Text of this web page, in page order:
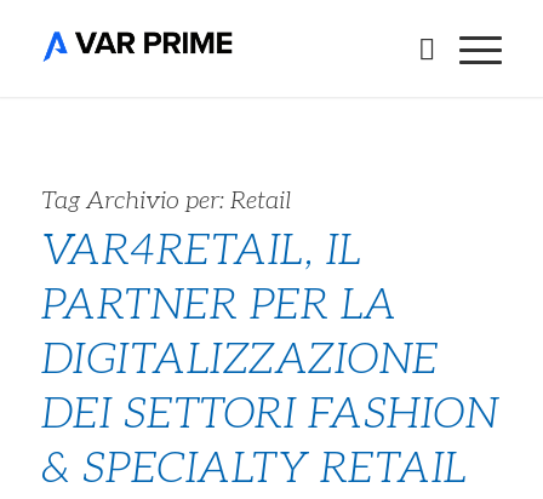
Tag Archivio per: Retail
VAR4RETAIL, IL
PARTNER PER LA
DIGITALIZZAZIONE
DEI SETTORI FASHION
& SPECIALTY RETAIL